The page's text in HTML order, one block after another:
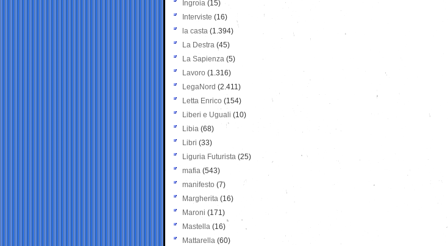
Ingroia (15)
Interviste (16)
la casta (1.394)
La Destra (45)
La Sapienza (5)
Lavoro (1.316)
LegaNord (2.411)
Letta Enrico (154)
Liberi e Uguali (10)
Libia (68)
Libri (33)
Liguria Futurista (25)
mafia (543)
manifesto (7)
Margherita (16)
Maroni (171)
Mastella (16)
Mattarella (60)